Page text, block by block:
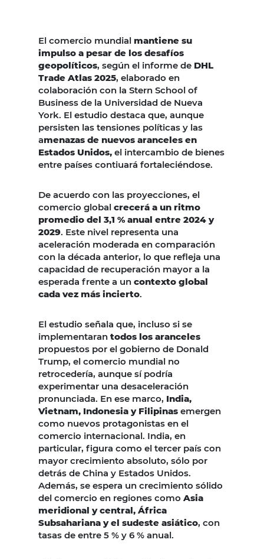
El comercio mundial mantiene su
impulso a pesar de los desafíos
geopolíticos, según el informe de DHL
Trade Atlas 2025, elaborado en
colaboración con la Stern School of
Business de la Universidad de Nueva
York. El estudio destaca que, aunque
persisten las tensiones políticas y las
amenazas de nuevos aranceles en
Estados Unidos, el intercambio de bienes
entre países contiuará fortaleciéndose.
De acuerdo con las proyecciones, el
comercio global crecerá a un ritmo
promedio del 3,1 % anual entre 2024 y
2029. Este nivel representa una
aceleración moderada en comparación
con la década anterior, lo que refleja una
capacidad de recuperación mayor a la
esperada frente a un contexto global
cada vez más incierto.
El estudio señala que, incluso si se
implementaran todos los aranceles
propuestos por el gobierno de Donald
Trump, el comercio mundial no
retrocedería, aunque sí podría
experimentar una desaceleración
pronunciada. En ese marco, India,
Vietnam, Indonesia y Filipinas emergen
como nuevos protagonistas en el
comercio internacional. India, en
particular, figura como el tercer país con
mayor crecimiento absoluto, sólo por
detrás de China y Estados Unidos.
Además, se espera un crecimiento sólido
del comercio en regiones como Asia
meridional y central, África
Subsahariana y el sudeste asiático, con
tasas de entre 5 % y 6 % anual.